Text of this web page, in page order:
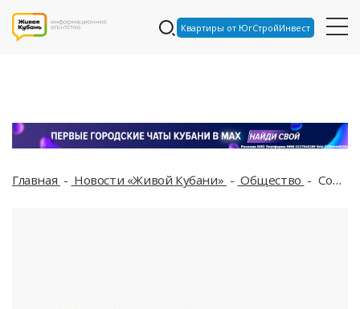
Квартиры от ЮгСтройИнвест
Главная Новости «Живой Кубани» Общество Собчак отказалась молчать про смертельное ДТП в Сочи